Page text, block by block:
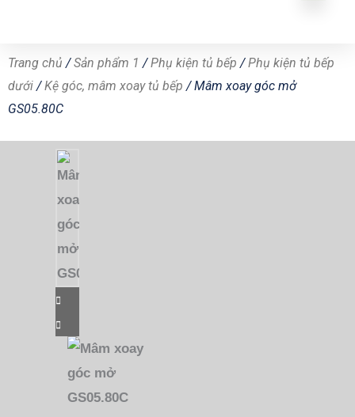
Trang chủ /Sản phẩm 1 /Phụ kiện tủ bếp /Phụ kiện tủ bếp
dưới/Kệ góc, mâm xoay tủ bếp / Mâm xoay góc mở
GS05.80C